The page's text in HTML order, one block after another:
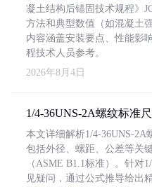
凝土结构后锚固技术规程》
方法和典型数值（如混凝土
内容涵盖安装要点、性能影
程技术人员参考。
2026年8月4日
1/4-36UNS-2A螺纹标准
本文详细解析1/4-36UNS-2A
包括外径、螺距、公差等关
（ASME B1.1标准）。针对
见疑问，通过公式推导给出